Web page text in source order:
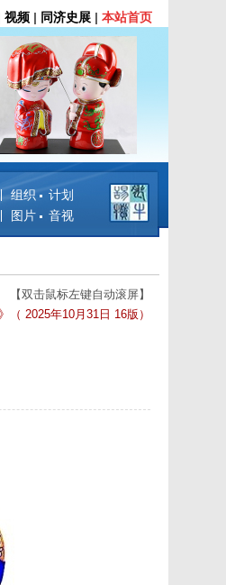
视频 | 同济史展 | 本站首页
组织 计划
图片 音视
【双击鼠标左键自动滚屏】
（ 2025年10月31日 16版）